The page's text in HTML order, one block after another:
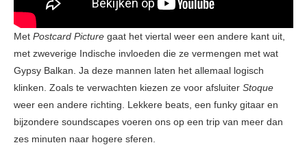
Met Postcard Picture gaat het viertal weer een andere kant uit,
met zweverige Indische invloeden die ze vermengen met wat
Gypsy Balkan. Ja deze mannen laten het allemaal logisch
klinken. Zoals te verwachten kiezen ze voor afsluiter Stoque
weer een andere richting. Lekkere beats, een funky gitaar en
bijzondere soundscapes voeren ons op een trip van meer dan
zes minuten naar hogere sferen.